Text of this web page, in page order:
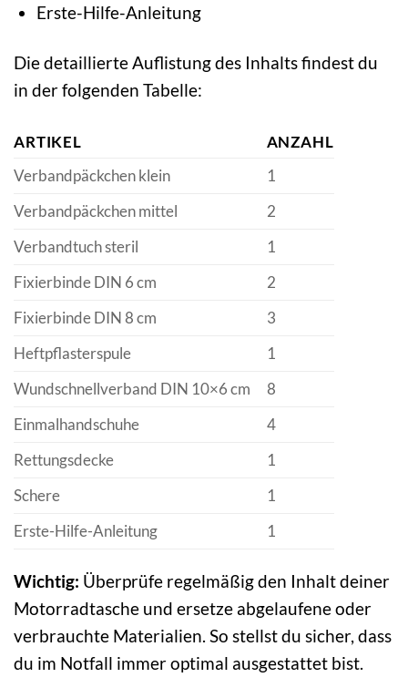
Erste-Hilfe-Anleitung
Die detaillierte Auflistung des Inhalts findest du
in der folgenden Tabelle:
ARTIKEL
ANZAHL
Verbandpäckchen klein
1
Verbandpäckchen mittel
2
Verbandtuch steril
1
Fixierbinde DIN 6 cm
2
Fixierbinde DIN 8 cm
3
Heftpflasterspule
1
Wundschnellverband DIN 10×6 cm
8
Einmalhandschuhe
4
Rettungsdecke
1
Schere
1
Erste-Hilfe-Anleitung
1
Wichtig: Überprüfe regelmäßig den Inhalt deiner
Motorradtasche und ersetze abgelaufene oder
verbrauchte Materialien. So stellst du sicher, dass
du im Notfall immer optimal ausgestattet bist.